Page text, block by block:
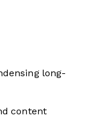
long-
content